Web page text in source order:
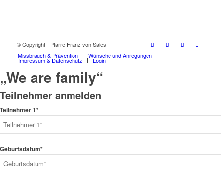
© Copyright - Pfarre Franz von Sales
Missbrauch & Prävention
Wünsche und Anregungen
Impressum & Datenschutz Login
„We are family“
Teilnehmer anmelden
Teilnehmer 1*
Geburtsdatum*